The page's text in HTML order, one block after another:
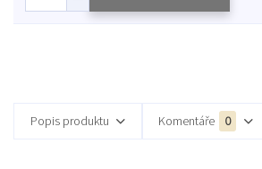
Popis produktu Komentáře 0